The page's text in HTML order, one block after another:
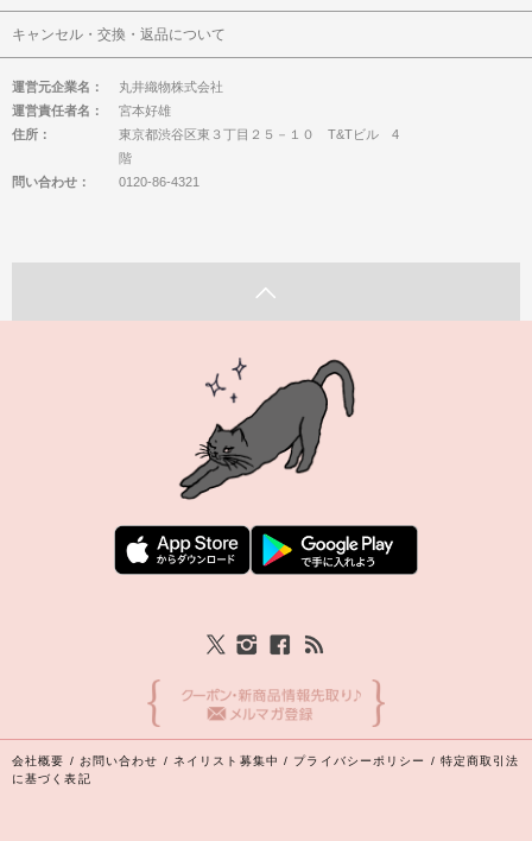
キャンセル・交換・返品について
運営元企業名：
丸井織物株式会社
運営責任者名：
宮本好雄
住所：
東京都渋谷区東３丁目２５－１０ T&Tビル 4
階
問い合わせ：
0120-86-4321
会社概要 / お問い合わせ / ネイリスト募集中 / プライバシーポリシー / 特定商取引法
に基づく表記